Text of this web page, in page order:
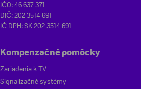
IČO: 46 637 371
DIČ: 202 3514 691
IČ DPH: SK 202 3514 691
Kompenzačné pomôcky
Zariadenia k TV
Signalizačné systémy